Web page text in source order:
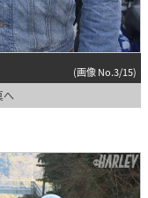
(画像 No.3/15)
へ